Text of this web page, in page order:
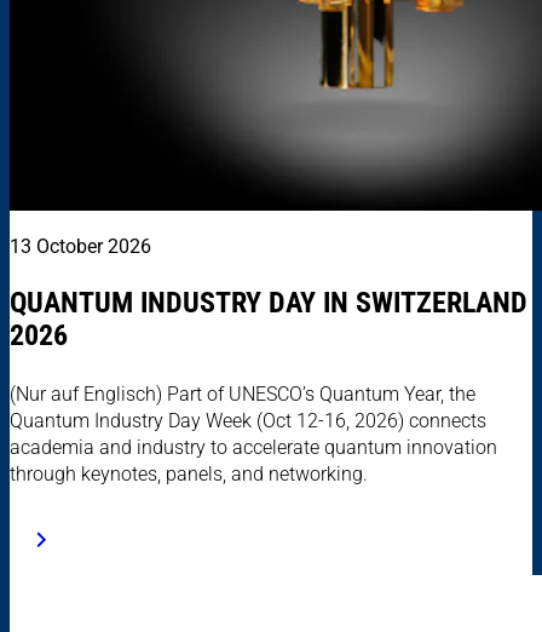
13 October 2026
QUANTUM INDUSTRY DAY IN SWITZERLAND
2026
(Nur auf Englisch) Part of UNESCO’s Quantum Year, the
Quantum Industry Day Week (Oct 12-16, 2026) connects
academia and industry to accelerate quantum innovation
through keynotes, panels, and networking.